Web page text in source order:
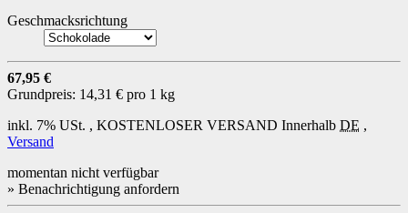
Geschmacksrichtung
67,95 €
Grundpreis: 14,31 € pro 1 kg
inkl. 7% USt. , KOSTENLOSER VERSAND Innerhalb DE ,
Versand
momentan nicht verfügbar
» Benachrichtigung anfordern